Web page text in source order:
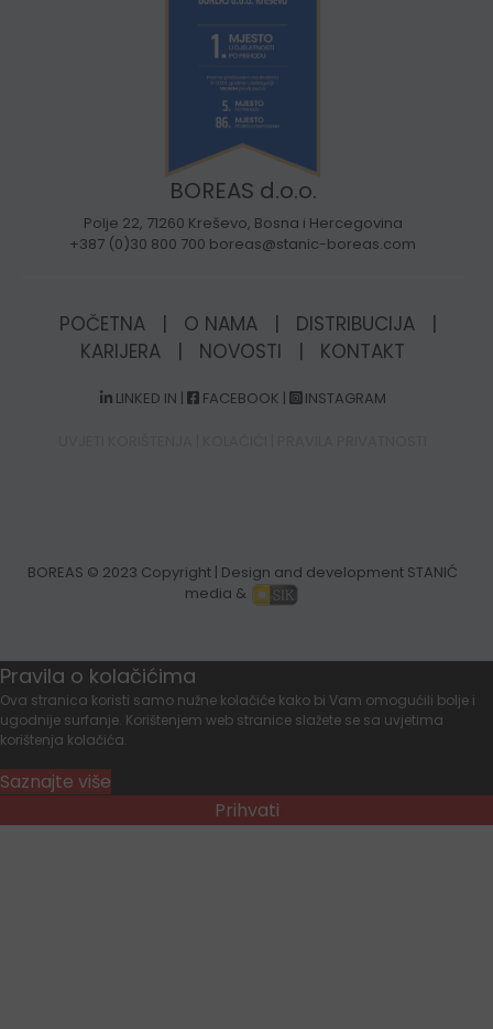
BOREAS d.o.o.
Polje 22, 71260 Kreševo, Bosna i Hercegovina
+387 (0)30 800 700 boreas@stanic-boreas.com
POČETNA | O NAMA | DISTRIBUCIJA
|
KARIJERA
| NOVOSTI | KONTAKT
LINKED IN | FACEBOOK | INSTAGRAM
BOREAS © 2023 Copyright | Design and development STANIĆ
media &
Pravila o kolačićima
Ova stranica koristi samo nužne kolačiće kako bi Vam omogućili bolje i
ugodnije surfanje. Korištenjem web stranice slažete se sa uvjetima
korištenja kolačića.
Saznajte više
Prihvati